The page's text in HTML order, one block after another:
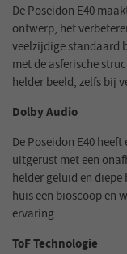
De Poseidon E40
ontwerp, het
veelzijdige standaard
met de asferische
helder beeld, zelfs bij
Dolby Audio
De Poseidon E40
uitgerust met een
helder geluid en
huis een bioscoop en
ervaring.
ToF Technologie